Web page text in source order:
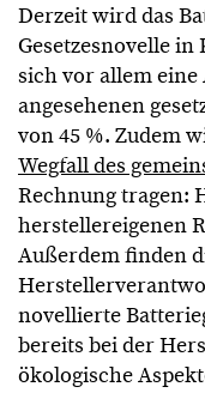
Derzeit wird das
Gesetzesnovelle
sich vor allem eine
angesehenen
von 45 %. Zudem
Wegfall des
Rechnung tragen:
herstellereigenen
Außerdem finden
novellierte
bereits bei der
ökologische